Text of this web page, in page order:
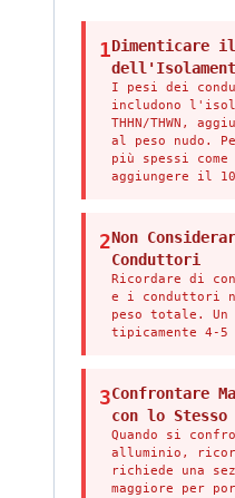
1Dimenticare il
I pesi dei
includono
THHN/THWN,
al peso nudo.
più spessi come
aggiungere il
2Non
Conduttori
Ricordare di
e i conduttori
peso totale.
tipicamente 4-
3Confrontare
con lo Stesso
Quando si
alluminio,
richiede una
maggiore per